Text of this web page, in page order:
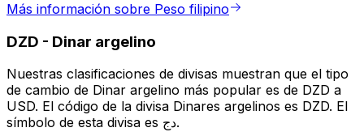
Más información sobre Peso filipino
DZD - Dinar argelino
Nuestras clasificaciones de divisas muestran que el tipo
de cambio de Dinar argelino más popular es de DZD a
USD. El código de la divisa Dinares argelinos es DZD. El
símbolo de esta divisa es دج.